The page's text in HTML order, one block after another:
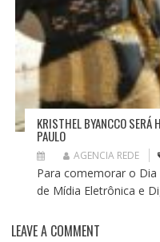
KRISTHEL BYANCCO SERÁ
PAULO
AGENCIA REDE
Para comemorar o Dia
de Mídia Eletrônica e
LEAVE A COMMENT